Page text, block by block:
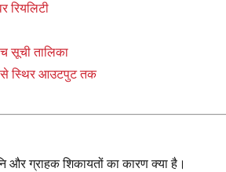
सूची तालिका
से स्थिर आउटपुट तक
और ग्राहक शिकायतों का कारण क्या है।